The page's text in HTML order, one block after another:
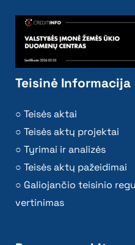
Teisinė Informacija
Teisės aktai
Teisės aktų projektai
Tyrimai ir analizės
Teisės aktų pažeidimai
Galiojančio teisinio
vertinimas